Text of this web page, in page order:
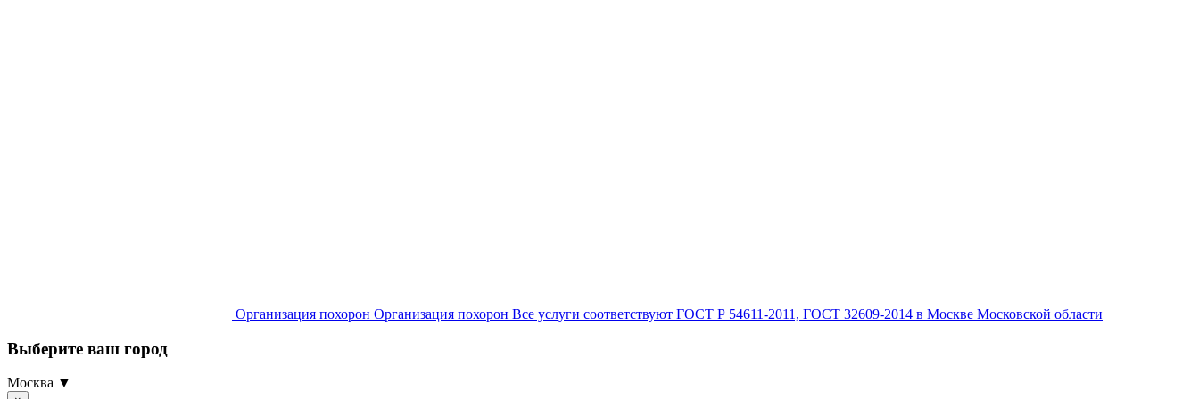
Организация похорон Организация похорон Все услуги соответствуют ГОСТ Р 54611-2011, ГОСТ 32609-2014 в Москве Московской области
Выберите ваш город
Москва ▼